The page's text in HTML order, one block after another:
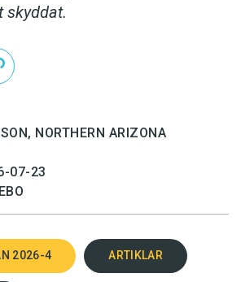
skyddat.
NORTHERN ARIZONA
07-23
2026-4 ARTIKLAR